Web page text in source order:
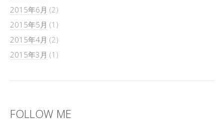
2015年6月 (2)
2015年5月 (1)
2015年4月 (2)
2015年3月 (1)
FOLLOW ME